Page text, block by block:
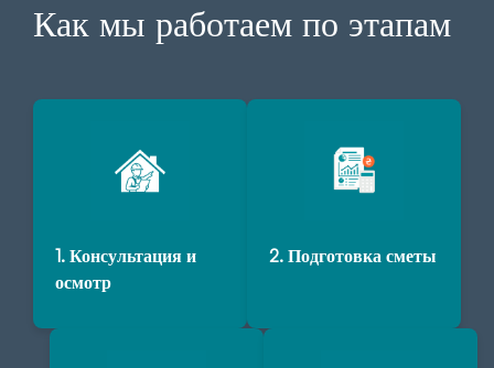
Как мы работаем по этапам
1. Консультация и
осмотр
2. Подготовка сметы